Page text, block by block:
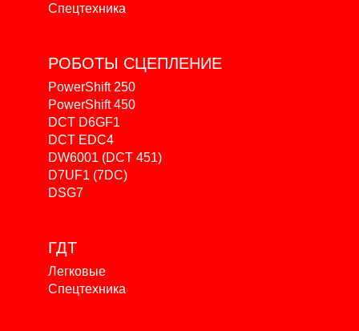
Спецтехника
РОБОТЫ СЦЕПЛЕНИЕ
PowerShift 250
PowerShift 450
DCT D6GF1
DCT EDC4
DW6001 (DCT 451)
D7UF1 (7DC)
DSG7
ГДТ
Легковые
Спецтехника